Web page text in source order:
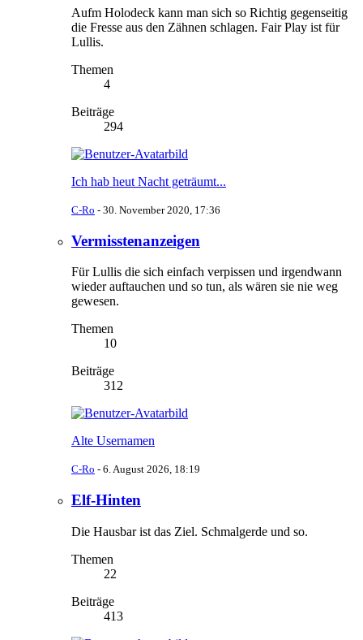
Aufm Holodeck kann man sich so Richtig gegenseitig
die Fresse aus den Zähnen schlagen. Fair Play ist für
Lullis.
Themen
4
Beiträge
294
Ich hab heut Nacht geträumt...
C-Ro - 30. November 2020, 17:36
Vermisstenanzeigen
Für Lullis die sich einfach verpissen und irgendwann
wieder auftauchen und so tun, als wären sie nie weg
gewesen.
Themen
10
Beiträge
312
Alte Usernamen
C-Ro - 6. August 2026, 18:19
Elf-Hinten
Die Hausbar ist das Ziel. Schmalgerde und so.
Themen
22
Beiträge
413